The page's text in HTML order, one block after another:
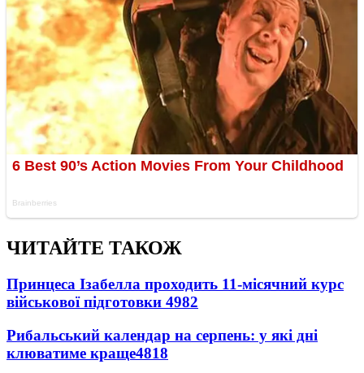
ЧИТАЙТЕ ТАКОЖ
Принцеса Ізабелла проходить 11-місячний курс
військової підготовки 4982
Рибальський календар на серпень: у які дні
клюватиме краще4818